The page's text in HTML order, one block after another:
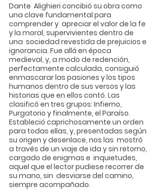
Dante  Alighieri concibió su obra como
una clave fundamental para
comprender y  apreciar el valor de la fe
y la moral, supervivientes dentro de
una  sociedad revestida de prejuicios e
ignorancia. Fue allá en época
medieval, y, a modo de redención,
perfectamente calculada, consiguió
enmascarar las pasiones y los tipos
humanos dentro de sus versos y las
historias que en ellos contó. Las
clasificó en tres grupos: Infierno,
Purgatorio y finalmente, el Paraíso.
Estableció caprichosamente un orden
para todas ellas, y, presentadas según
su origen y desenlace, nos las  mostró
a través de un viaje de ida y sin retorno,
cargado de enigmas e  inquietudes,
aquel que el lector pudiese recorrer de
su mano, sin  desviarse del camino,
siempre acompañado.